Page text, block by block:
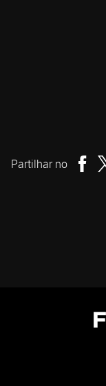
Partilhar no